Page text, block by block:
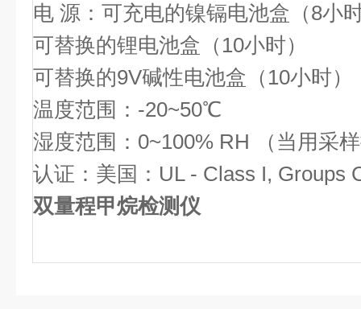
电 源：可充电的镍镉电池盒（8小
可替换的锂电池盒（10小时）
可替换的9V碱性电池盒（10小时）
温度范围：-20~50℃
湿度范围：0~100% RH （当用采
认证：美国：UL - Class I, Groups
双量程甲烷检测仪